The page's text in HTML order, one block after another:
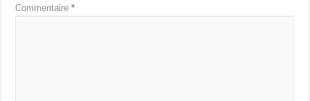
Commentaire*